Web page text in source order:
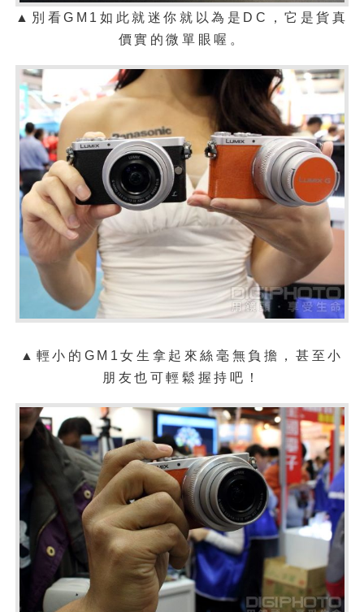
▲別看GM1如此就迷你就以為是DC，它是貨真
價實的微單眼喔 。
▲輕小的GM1女生拿起來絲毫無負擔，甚至小
朋友也可輕鬆握持吧！